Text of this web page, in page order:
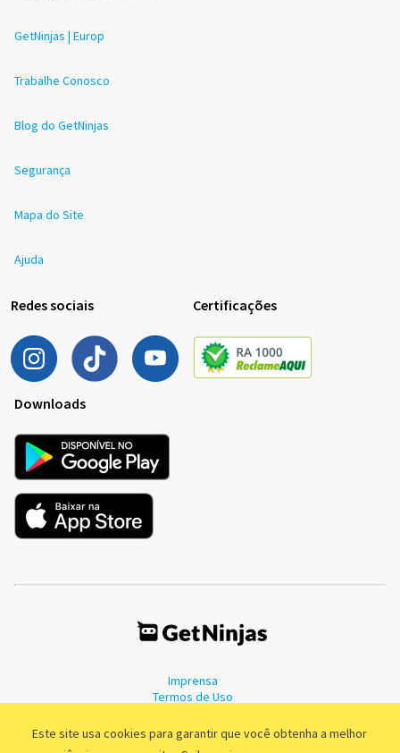
Este site usa cookies para garantir que você obtenha a melhor
GetNinjas | Europ
Trabalhe Conosco
Blog do GetNinjas
Segurança
Mapa do Site
Ajuda
Redes sociais Certificações
Downloads
Imprensa
Termos de Uso